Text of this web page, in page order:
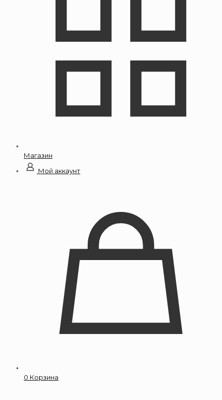
Магазин
Мой аккаунт
0 Корзина